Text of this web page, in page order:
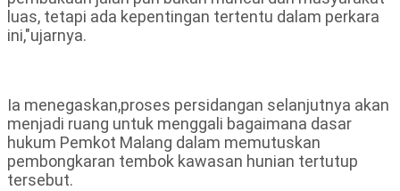
luas, tetapi ada kepentingan tertentu dalam perkara
ini,"ujarnya.
Ia menegaskan,proses persidangan selanjutnya akan
menjadi ruang untuk menggali bagaimana dasar
hukum Pemkot Malang dalam memutuskan
pembongkaran tembok kawasan hunian tertutup
tersebut.